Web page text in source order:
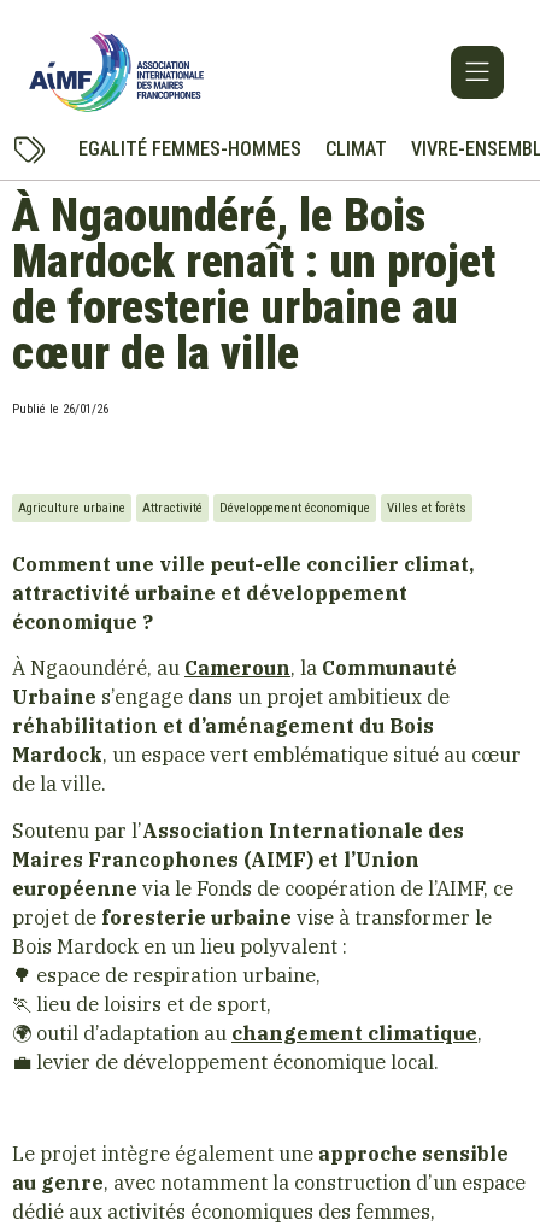
EGALITÉ FEMMES-HOMMES CLIMAT VIVRE-
À Ngaoundéré, le Bois
Mardock renaît : un projet
de foresterie urbaine au
cœur de la ville
Publié le 26/01/26
Agriculture urbaine Attractivité Développement économique Villes et forêts
Comment une ville peut-elle concilier climat,
attractivité urbaine et développement
économique ?
À Ngaoundéré, au Cameroun, la Communauté
Urbaine s’engage dans un projet ambitieux de
réhabilitation et d’aménagement du Bois
Mardock, un espace vert emblématique situé au cœur
de la ville.
Soutenu par l’Association Internationale des
Maires Francophones (AIMF) et l’Union
européenne via le Fonds de coopération de l’AIMF, ce
projet de foresterie urbaine vise à transformer le
Bois Mardock en un lieu polyvalent :
🌳 espace de respiration urbaine,
🏃 lieu de loisirs et de sport,
🌍 outil d’adaptation au changement climatique,
💼 levier de développement économique local.
Le projet intègre également une approche sensible
au genre, avec notamment la construction d’un espace
dédié aux activités économiques des femmes,